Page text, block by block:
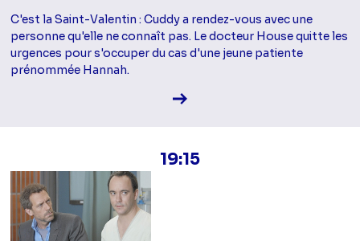
C'est la Saint-Valentin : Cuddy a rendez-vous avec une
personne qu'elle ne connaît pas. Le docteur House quitte les
urgences pour s'occuper du cas d'une jeune patiente
prénommée Hannah.
Voir la fiche diffusion
19:15